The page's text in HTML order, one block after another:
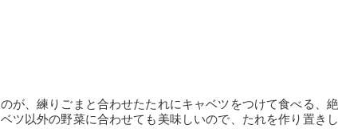
が、練りごまと合わせたたれにキャベツをつけて食べる、絶
ツ以外の野菜に合わせても美味しいので、たれを作り置きし